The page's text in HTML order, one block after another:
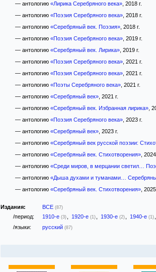
— антологию «Лирика Серебряного века», 2018 г.
— антологию «Поэзия Серебряного века», 2018 г.
— антологию «Серебряный век. Поэзия», 2018 г.
— антологию «Поэзия Серебряного века», 2019 г.
— антологию «Серебряный век. Лирика», 2019 г.
— антологию «Поэзия Серебряного века», 2021 г.
— антологию «Поэзия Серебряного века», 2021 г.
— антологию «Поэты Серебряного века», 2021 г.
— антологию «Серебряный век», 2021 г.
— антологию «Серебряный век. Избранная лирика»,
— антологию «Поэзия Серебряного века», 2023 г.
— антологию «Серебряный век», 2023 г.
— антологию «Серебряный век русской поэзии:
— антологию «Серебряный век. Стихотворения», 2024
— антологию «Среди миров, в мерцании светил…
— антологию «Дыша духами и туманами…
— антологию «Серебряный век. Стихотворения», 2025
Издания: ВСЕ (87)
/период: 1910-е (3) 1920-е (1) 1930-е (2) 1940-е (1)
/языки: русский (87)